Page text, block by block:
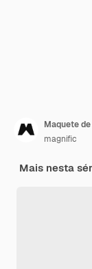
Maquete
magnific
Mais nesta